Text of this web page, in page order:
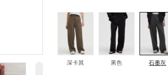
深卡其 黑色 石墨灰